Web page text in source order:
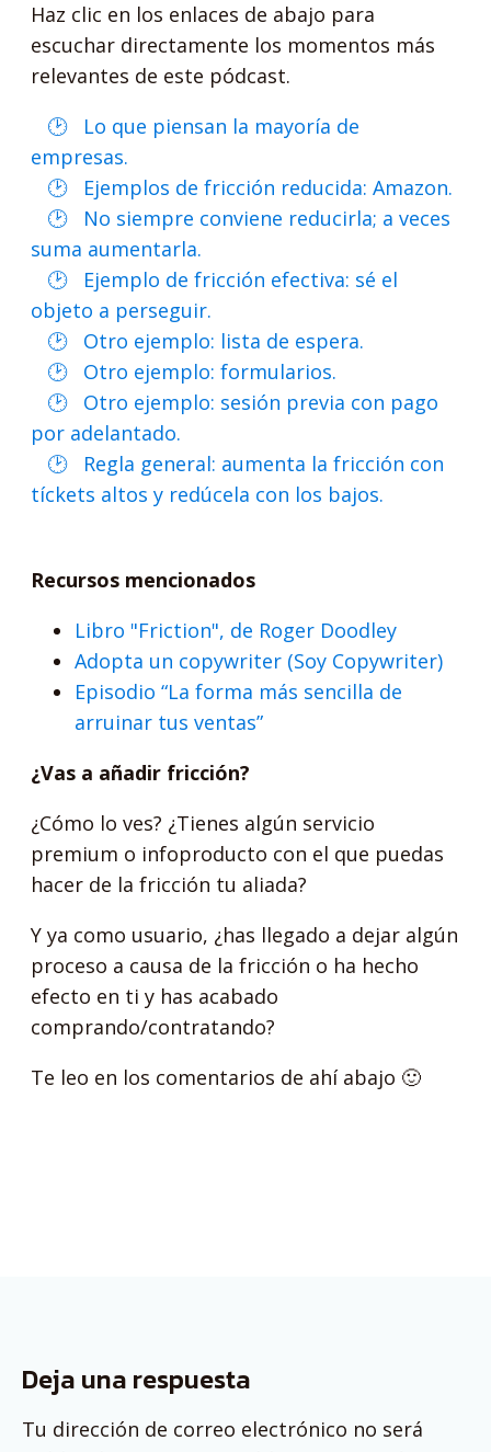
Haz clic en los enlaces de abajo para
escuchar directamente los momentos más
relevantes de este pódcast.
Lo que piensan la mayoría de
empresas.
Ejemplos de fricción reducida: Amazon.
No siempre conviene reducirla; a veces
suma aumentarla.
Ejemplo de fricción efectiva: sé el
objeto a perseguir.
Otro ejemplo: lista de espera.
Otro ejemplo: formularios.
Otro ejemplo: sesión previa con pago
por adelantado.
Regla general: aumenta la fricción con
tíckets altos y redúcela con los bajos.
Recursos mencionados
Libro "Friction", de Roger Doodley
Adopta un copywriter (Soy Copywriter)
Episodio “La forma más sencilla de
arruinar tus ventas”
¿Vas a añadir fricción?
¿Cómo lo ves? ¿Tienes algún servicio
premium o infoproducto con el que puedas
hacer de la fricción tu aliada?
Y ya como usuario, ¿has llegado a dejar algún
proceso a causa de la fricción o ha hecho
efecto en ti y has acabado
comprando/contratando?
Te leo en los comentarios de ahí abajo 🙂
Deja una respuesta
Tu dirección de correo electrónico no será